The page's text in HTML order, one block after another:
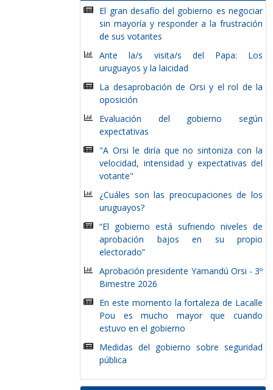
El gran desafío del gobierno es negociar
sin mayoría y responder a la frustración
de sus votantes
Ante la/s visita/s del Papa: Los
uruguayos y la laicidad
La desaprobación de Orsi y el rol de la
oposición
Evaluación del gobierno según
expectativas
"A Orsi le diría que no sintoniza con la
velocidad, intensidad y expectativas del
votante"
¿Cuáles son las preocupaciones de los
uruguayos?
“El gobierno está sufriendo niveles de
aprobación bajos en su propio
electorado”
Aprobación presidente Yamandú Orsi - 3º
Bimestre 2026
En este momento la fortaleza de Lacalle
Pou es mucho mayor que cuando
estuvo en el gobierno
Medidas del gobierno sobre seguridad
pública